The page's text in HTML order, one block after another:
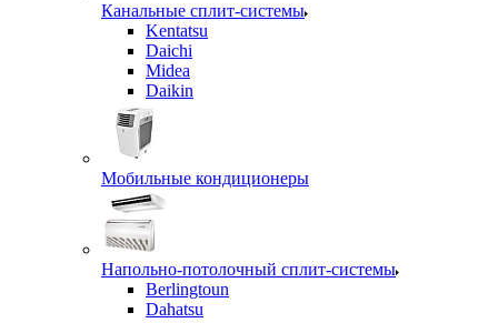
Канальные сплит-системы
Kentatsu
Daichi
Midea
Daikin
Мобильные кондиционеры
Напольно-потолочный сплит-системы
Berlingtoun
Dahatsu